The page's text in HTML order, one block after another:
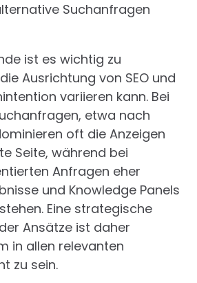
Suchanfragen
ist es wichtig zu
Ausrichtung von SEO und
variieren kann. Bei
etwa nach
oft die Anzeigen
Seite, während bei
Anfragen eher
und Knowledge Panels
Eine strategische
Ansätze ist daher
in allen relevanten
zu sein.